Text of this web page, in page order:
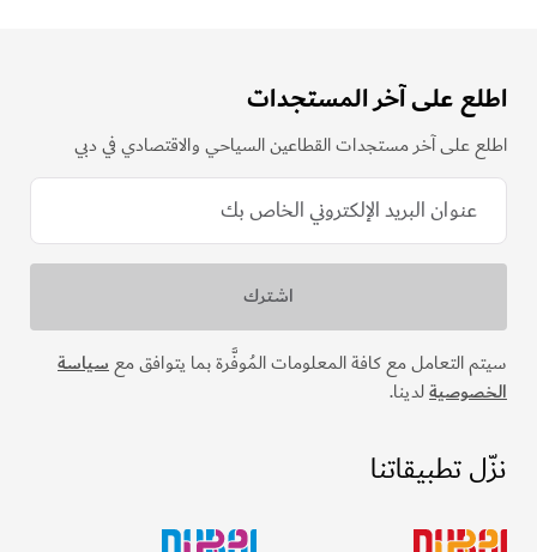
اطلع على آخر المستجدات
اطلع على آخر مستجدات القطاعين السياحي والاقتصادي في دبي
سيتم التعامل مع كافة المعلومات المُوفَّرة بما يتوافق معسياسة
الخصوصيةلدينا.
نزّل تطبيقاتنا